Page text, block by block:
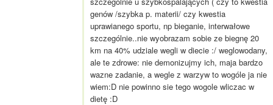
genów /szybka p. materii/ czy kwestia
uprawianego sportu, np bieganie, interwałowe
szczególnie..nie wyobrazam sobie ze biegnę 20
km na 40% udziale wegli w diecie :/ weglowodany,
ale te zdrowe: nie demonizujmy ich, maja bardzo
wazne zadanie, a wegle z warzyw to wogóle ja nie
wiem:D nie powinno sie tego wogole wliczac w
dietę :D